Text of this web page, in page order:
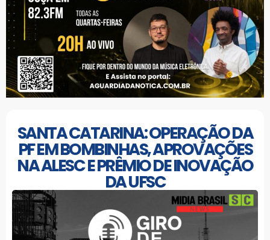
SANTA CATARINA: OPERAÇÃO DA
PF EM BOMBINHAS, APROVAÇÕES
NA ALESC E PRÊMIO DE INOVAÇÃO
DA UFSC